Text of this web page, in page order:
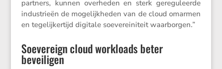
partners, kunnen overheden en sterk geregu­leerde
industrieën de mogelijk­heden van de cloud omarmen
en tegelij­ker­tijd digitale soeve­rei­ni­teit waarborgen.”
Soevereign cloud workloads beter
beveiligen